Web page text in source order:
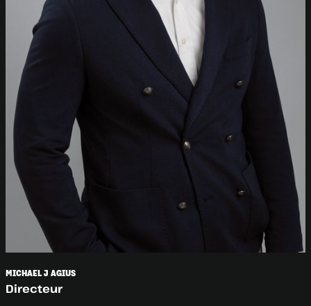
MICHAEL J AGIUS
Directeur